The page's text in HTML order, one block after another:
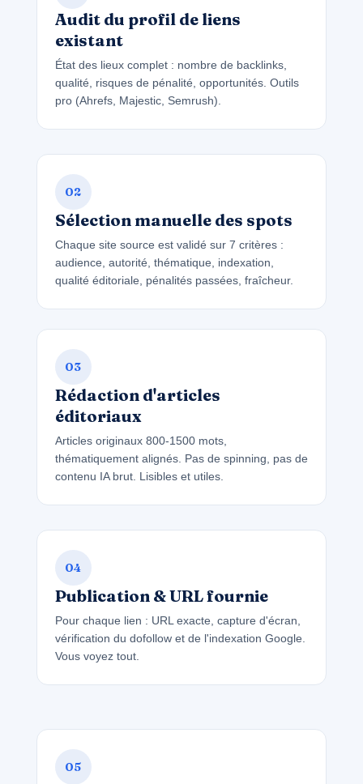
Audit du profil de liens
existant
État des lieux complet : nombre de backlinks,
qualité, risques de pénalité, opportunités. Outils
pro (Ahrefs, Majestic, Semrush).
02
Sélection manuelle des spots
Chaque site source est validé sur 7 critères :
audience, autorité, thématique, indexation,
qualité éditoriale, pénalités passées, fraîcheur.
03
Rédaction d'articles
éditoriaux
Articles originaux 800-1500 mots,
thématiquement alignés. Pas de spinning, pas de
contenu IA brut. Lisibles et utiles.
04
Publication & URL fournie
Pour chaque lien : URL exacte, capture d'écran,
vérification du dofollow et de l'indexation Google.
Vous voyez tout.
05